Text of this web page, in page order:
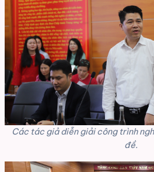
Các tác giả diễn giải công trình
đề.